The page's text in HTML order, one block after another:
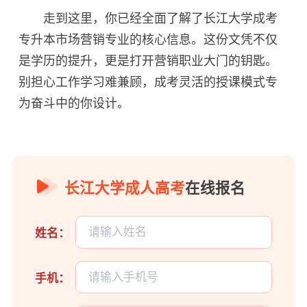
走到这里，你已经全面了解了长江大学成考
专升本市场营销专业的核心信息。这份文凭不仅
是学历的提升，更是打开营销职业大门的钥匙。
别担心工作学习难兼顾，成考灵活的授课模式专
为奋斗中的你设计。
长江大学成人高考在线报名
姓名：
手机：